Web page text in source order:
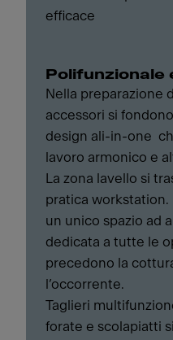
efficace
Polifunzionale
Nella preparazione
accessori si
design ali-in-one
lavoro armonico e
La zona lavello si
pratica workstation.
un unico spazio ad
dedicata a tutte le
precedono la
l’occorrente.
Taglieri
forate e scolapiatti